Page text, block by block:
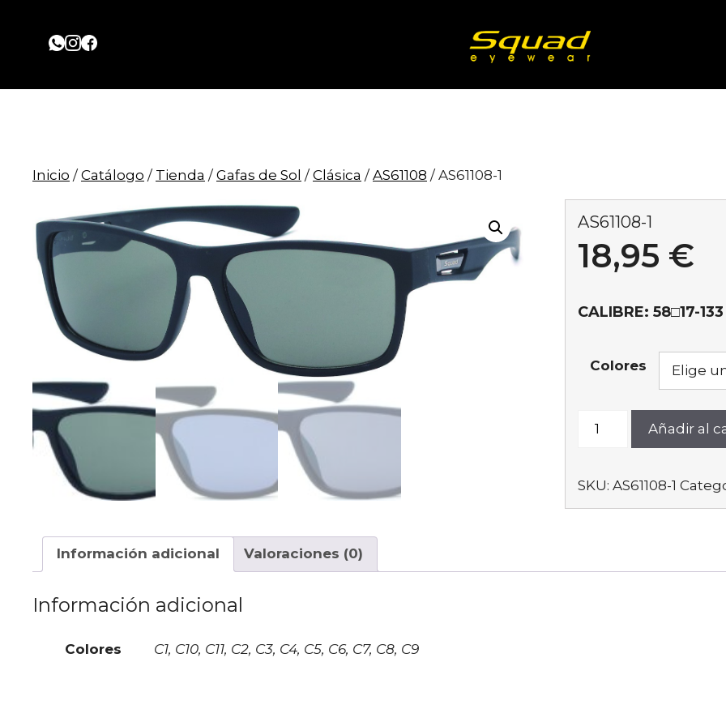
contenido
Inicio / Catálogo / Tienda / Gafas de Sol / Clásica / AS61108 / AS61108-1
AS61108-1
18,95 €
CALIBRE:58□17-133
Colores
Añadir al
SKU:AS61108-1
Información adicional Valoraciones (0)
Información adicional
Colores C1, C10, C11, C2, C3, C4, C5, C6, C7, C8, C9